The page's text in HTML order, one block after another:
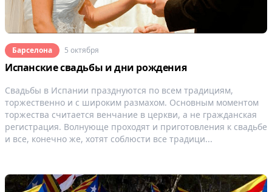
Барселона 5 октября
Испанские свадьбы и дни рождения
Свадьбы в Испании празднуются по всем традициям,
торжественно и с широким размахом. Основным моментом
торжества считается венчание в церкви, а не гражданская
регистрация. Волнующе проходят и приготовления к свадьбе
и все, конечно же, хотят соблюсти все традици...